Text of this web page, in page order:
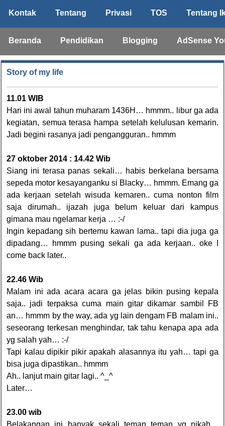
Kontak Tentang Privasi TOS Tentang
Beranda Pendidikan Blogging AdSense
Story of my life
11.01 WIB
Hari ini awal tahun muharam 1436H… hmmm.. libur ga ada
kegiatan, semua terasa hampa setelah kelulusan kemarin.
Jadi begini rasanya jadi pengangguran.. hmmm
27 oktober 2014 : 14.42 Wib
Siang ini terasa panas sekali… habis berkelana bersama
sepeda motor kesayanganku si Blacky… hmmm. Emang ga
ada kerjaan setelah wisuda kemaren.. cuma nonton film
saja dirumah.. ijazah juga belum keluar dari kampus
gimana mau ngelamar kerja … :-/
Ingin kepadang sih bertemu kawan lama.. tapi dia juga ga
dipadang… hmmm pusing sekali ga ada kerjaan.. oke I
come back later..
22.46 Wib
Malam ini ada acara acara ga jelas bikin pusing kepala
saja.. jadi terpaksa cuma main gitar dikamar sambil FB
an… hmmm by the way, ada yg lain dengam FB malam ini..
seseorang terkesan menghindar, tak tahu kenapa apa ada
yg salah yah… :-/
Tapi kalau dipikir pikir apakah alasannya itu yah… tapi ga
bisa juga dipastikan.. hmmm
Ah.. lanjut main gitar lagi.. ^_^
Later…
23.00 wib
Belakangan ini banyak sekali teman teman yg nikah…